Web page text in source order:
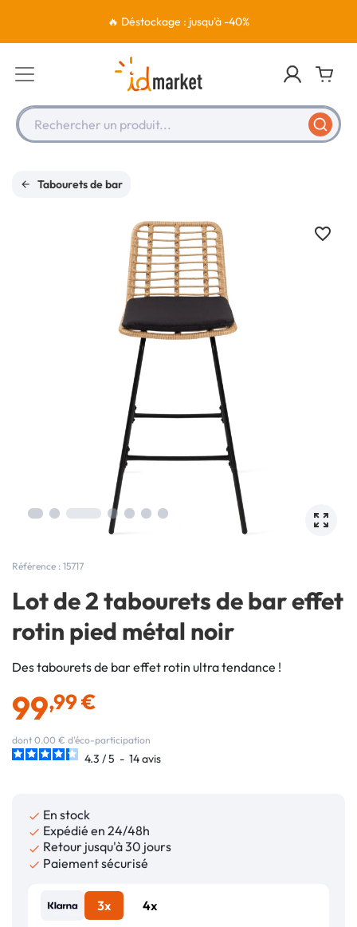
🔥 Déstockage : jusqu'à -40%
Rechercher un produit...
Tabourets de bar
Référence : 15717
Lot de 2 tabourets de bar effet
rotin pied métal noir
Des tabourets de bar effet rotin ultra tendance !
99,99 €
dont 0.00 € d'éco-participation
4.3 /5 - 14avis
 En stock
 Expédié en 24/48h
 Retour jusqu'à 30 jours
 Paiement sécurisé
3x 4x
favorite_border